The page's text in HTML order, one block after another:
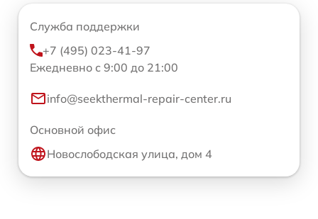
Служба поддержки
+7 (495) 023-41-97
Ежедневно с 9:00 до 21:00
info@seekthermal-repair-center.ru
Основной офис
Новослободская улица, дом 4